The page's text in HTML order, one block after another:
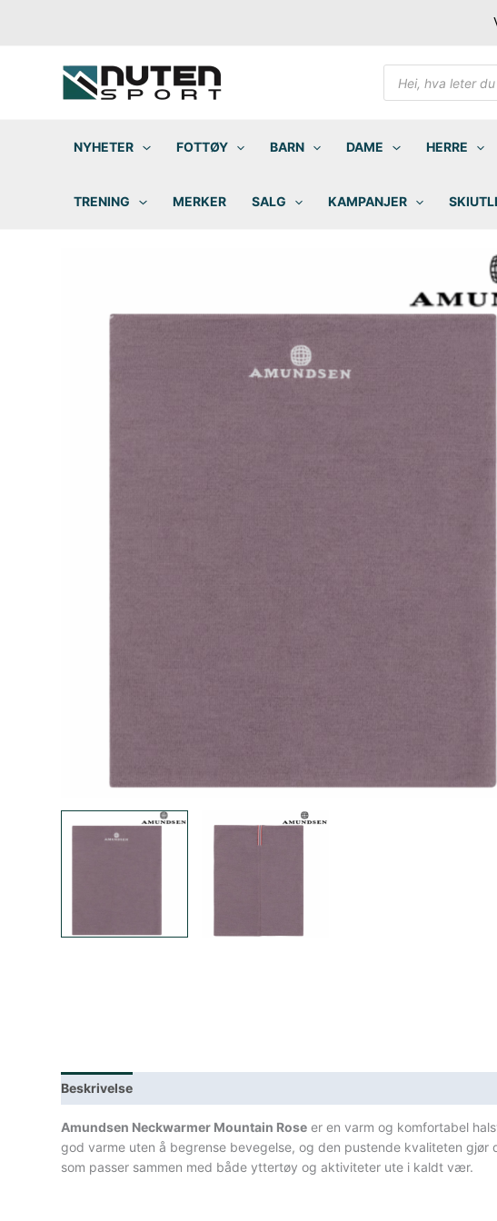
Products
search
NYHETER FOTTØY BARN DAME HERRE
TRENING MERKER SALG KAMPANJER
Beskrivelse
Amundsen Neckwarmer Mountain Rose er en varm og komfortabel
god varme uten å begrense bevegelse, og den pustende kvaliteten
som passer sammen med både yttertøy og aktiviteter ute i kaldt vær.